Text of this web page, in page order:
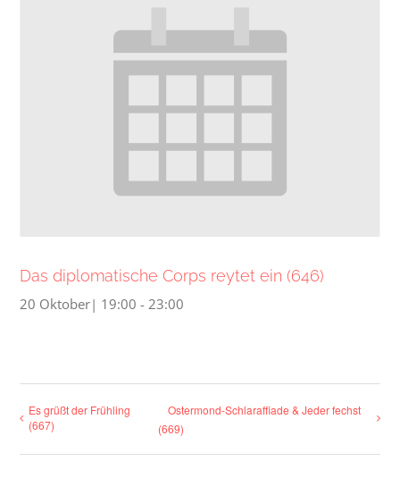
Das diplomatische Corps reytet ein (646)
20 Oktober| 19:00 - 23:00
Es grüßt der Frühling
(667)
Ostermond-Schlaraffiade & Jeder fechst
(669)